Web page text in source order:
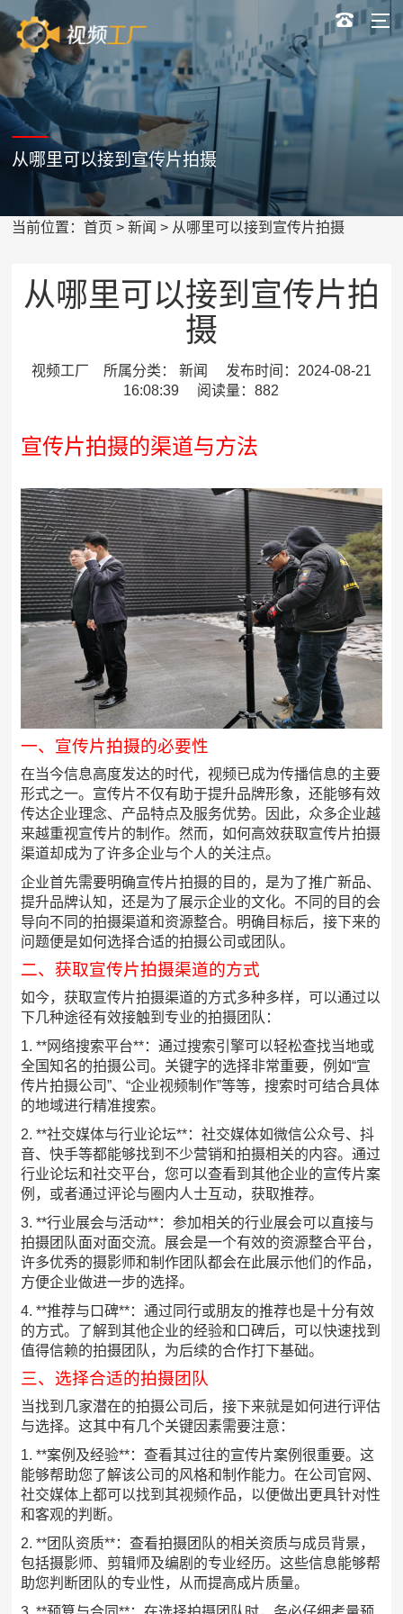
从哪里可以接到宣传片拍摄
当前位置：首页 >新闻 > 从哪里可以接到宣传片拍摄
从哪里可以接到宣传片拍
摄
视频工厂 所属分类： 新闻 发布时间：2024-08-21
16:08:39 阅读量：882
宣传片拍摄的渠道与方法
一、宣传片拍摄的必要性
在当今信息高度发达的时代，视频已成为传播信息的主要
形式之一。宣传片不仅有助于提升品牌形象，还能够有效
传达企业理念、产品特点及服务优势。因此，众多企业越
来越重视宣传片的制作。然而，如何高效获取宣传片拍摄
渠道却成为了许多企业与个人的关注点。
企业首先需要明确宣传片拍摄的目的，是为了推广新品、
提升品牌认知，还是为了展示企业的文化。不同的目的会
导向不同的拍摄渠道和资源整合。明确目标后，接下来的
问题便是如何选择合适的拍摄公司或团队。
二、获取宣传片拍摄渠道的方式
如今，获取宣传片拍摄渠道的方式多种多样，可以通过以
下几种途径有效接触到专业的拍摄团队：
1. **网络搜索平台**：通过搜索引擎可以轻松查找当地或
全国知名的拍摄公司。关键字的选择非常重要，例如“宣
传片拍摄公司”、“企业视频制作”等等，搜索时可结合具体
的地域进行精准搜索。
2. **社交媒体与行业论坛**：社交媒体如微信公众号、抖
音、快手等都能够找到不少营销和拍摄相关的内容。通过
行业论坛和社交平台，您可以查看到其他企业的宣传片案
例，或者通过评论与圈内人士互动，获取推荐。
3. **行业展会与活动**：参加相关的行业展会可以直接与
拍摄团队面对面交流。展会是一个有效的资源整合平台，
许多优秀的摄影师和制作团队都会在此展示他们的作品，
方便企业做进一步的选择。
4. **推荐与口碑**：通过同行或朋友的推荐也是十分有效
的方式。了解到其他企业的经验和口碑后，可以快速找到
值得信赖的拍摄团队，为后续的合作打下基础。
三、选择合适的拍摄团队
当找到几家潜在的拍摄公司后，接下来就是如何进行评估
与选择。这其中有几个关键因素需要注意：
1. **案例及经验**：查看其过往的宣传片案例很重要。这
能够帮助您了解该公司的风格和制作能力。在公司官网、
社交媒体上都可以找到其视频作品，以便做出更具针对性
和客观的判断。
2. **团队资质**：查看拍摄团队的相关资质与成员背景，
包括摄影师、剪辑师及编剧的专业经历。这些信息能够帮
助您判断团队的专业性，从而提高成片质量。